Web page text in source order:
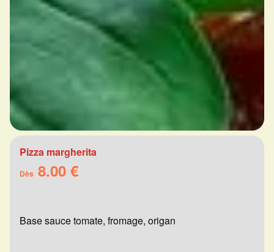
Pizza margherita
Dès 8.00 €
Base sauce tomate, fromage, origan